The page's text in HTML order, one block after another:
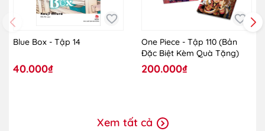
Blue Box - Tập 14
40.000₫
One Piece - Tập 110 (Bản
Đặc Biệt Kèm Quà Tặng)
200.000₫
Xem tất cả